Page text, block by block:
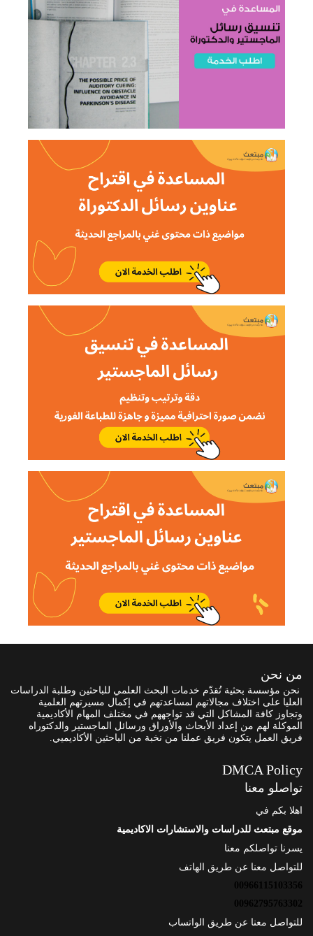
من نحن
نحن مؤسسة بحثية تُقدّم خدمات البحث العلمي للباحثين وطلبة الدراسات
العليا على اختلاف مجالاتهم لمساعدتهم في إكمال مسيرتهم العلمية
وتجاوز كافة المشاكل التي قد تواجههم في مختلف المهام الأكاديمية
الموكلة لهم من إعداد الأبحاث والأوراق ورسائل الماجستير والدكتوراه
فريق العمل يتكون فريق عملنا من نخبة من الباحثين الأكاديميي.
DMCA Policy
تواصلو معنا
اهلا بكم في
موقع مبتعث للدراسات والاستشارات الاكاديمية
يسرنا تواصلكم معنا
للتواصل معنا عن طريق الهاتف
00966115103356
00962795763302
للتواصل معنا عن طريق الواتساب